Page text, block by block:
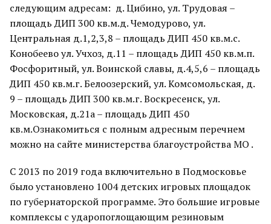
следующим адресам: д. Цибино, ул. Трудовая –
площадь ДИП 300 кв.м.д. Чемодурово, ул.
Центральная д.1,2,3,8 – площадь ДИП 450 кв.м.с.
Конобеево ул. Учхоз, д.11 – площадь ДИП 450 кв.м.п.
Фосфоритный, ул. Воинской славы, д.4,5,6 – площадь
ДИП 450 кв.м.г. Белоозерский, ул. Комсомольская, д.
9 – площадь ДИП 300 кв.м.г. Воскресенск, ул.
Московская, д.21а – площадь ДИП 450
кв.м.Ознакомиться с полным адресным перечнем
можно на сайте министерства благоустройства МО .
С 2013 по 2019 года включительно в Подмосковье
было установлено 1004 детских игровых площадок
по губернаторской программе. Это большие игровые
комплексы с ударопоглощающим резиновым